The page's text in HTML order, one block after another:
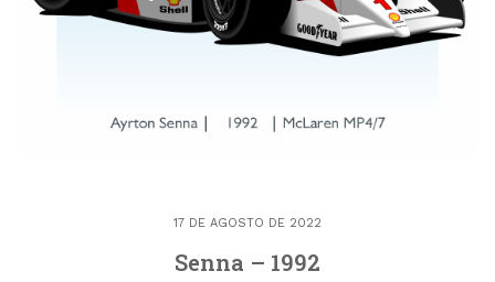
17 DE AGOSTO DE 2022
Senna – 1992